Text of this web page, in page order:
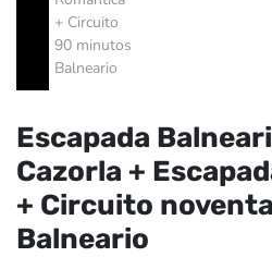
Escapada
Cazorla +
+ Circuito
Balneario